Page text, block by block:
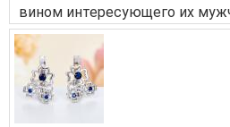
вином интересующего их